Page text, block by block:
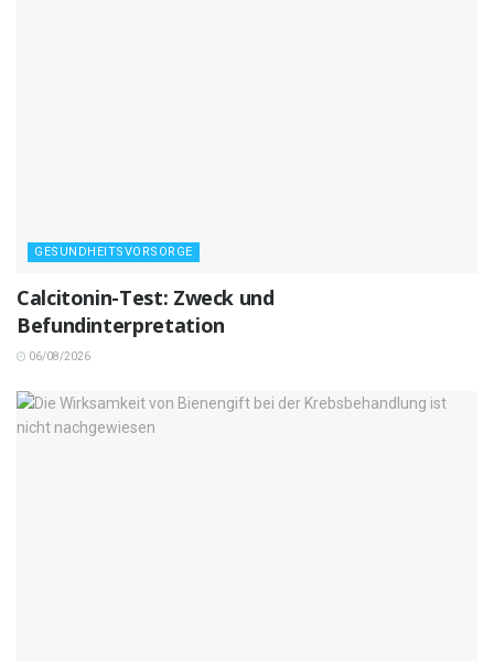
GESUNDHEITSVORSORGE
Calcitonin-Test: Zweck und
Befundinterpretation
06/08/2026